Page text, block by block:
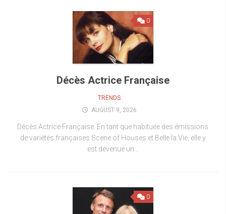
0
Décès Actrice Française
TRENDS
AUGUST 9, 2026
Décès Actrice Française: En tant que habituée des émissions
de variétés françaises Scene of Houses et Belle la Vie, elle y
est devenue un...
0